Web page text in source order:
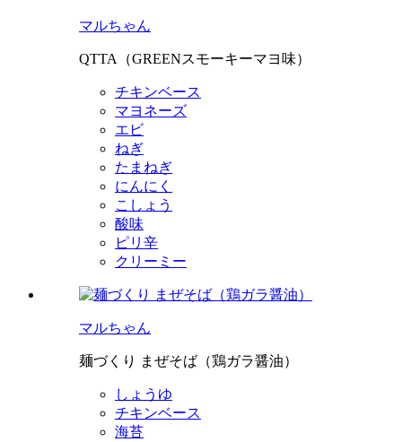
マルちゃん
QTTA（GREENスモーキーマヨ味）
チキンベース
マヨネーズ
エビ
ねぎ
たまねぎ
にんにく
こしょう
酸味
ピリ辛
クリーミー
マルちゃん
麺づくり まぜそば（鶏ガラ醤油）
しょうゆ
チキンベース
海苔